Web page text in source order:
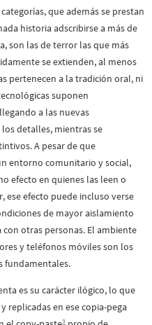
que además se prestan
historia adscribirse a más de
son las de terror las que más
se extienden, al menos
pertenecen a la tradición oral, ni
suponen
a las nuevas
detalles, mientras se
A pesar de que
entorno comunitario y social,
efecto en quienes las leen o
ese efecto puede incluso verse
de mayor aislamiento
otras personas. El ambiente
y teléfonos móviles son los
fundamentales.
es su carácter ilógico, lo que
replicadas en ese copia-pega
3